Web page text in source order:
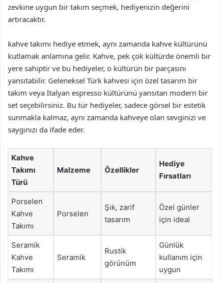
zevkine uygun bir takım seçmek, hediyenizin değerini
artıracaktır.
kahve takımı hediye etmek, aynı zamanda kahve kültürünü
kutlamak anlamına gelir. Kahve, pek çok kültürde önemli bir
yere sahiptir ve bu hediyeler, o kültürün bir parçasını
yansıtabilir. Geleneksel Türk kahvesi için özel tasarım bir
takım veya İtalyan espresso kültürünü yansıtan modern bir
set seçebilirsiniz. Bu tür hediyeler, sadece görsel bir estetik
sunmakla kalmaz, aynı zamanda kahveye olan sevginizi ve
saygınızı da ifade eder.
Kahve
Takımı
Türü
Malzeme Özellikler
Hediye
Fırsatları
Porselen
Kahve
Takımı
Porselen
Şık, zarif
tasarım
Özel günler
için ideal
Seramik
Kahve
Takımı
Seramik
Rustik
görünüm
Günlük
kullanım için
uygun